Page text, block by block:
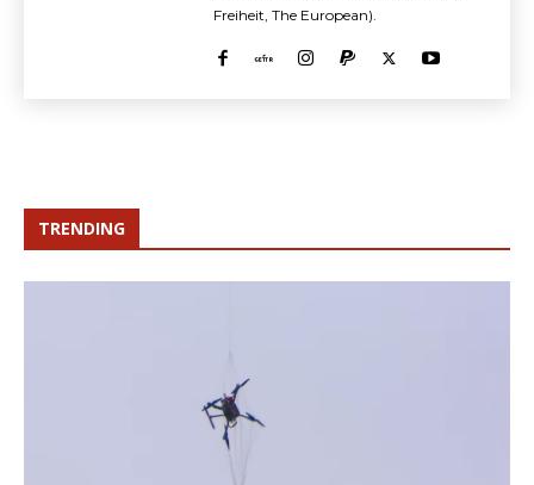
Freiheit, The European).
TRENDING